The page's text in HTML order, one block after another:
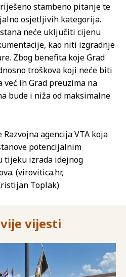
stambeno pitanje te
osjetljivih kategorija.
neće uključiti cijenu
kao niti izgradnje
Zbog benefita koje Grad
troškova koji neće biti
ih Grad preuzima na
bude i niža od maksimalne
agencija VTA koja
potencijalnim
tijeku izrada idejnog
(virovitica.hr,
Toplak)
vijesti